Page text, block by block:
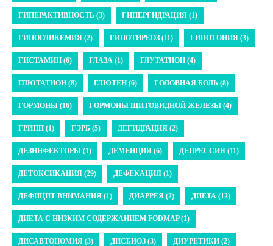
ГИПЕРАКТИВНОСТЬ (3) ГИПЕРГИДРАЦИЯ (1)
ГИПОГЛИКЕМИЯ (2) ГИПОТИРЕОЗ (11) ГИПОТОНИЯ (3)
ГИСТАМИН (6) ГЛАЗА (1) ГЛУТАТИОН (4)
ГЛЮТАТИОН (8) ГЛЮТЕН (6) ГОЛОВНАЯ БОЛЬ (8)
ГОРМОНЫ (16) ГОРМОНЫ ЩИТОВИДНОЙ ЖЕЛЕЗЫ (4)
ГРИПП (1) ГЭРБ (5) ДЕГИДРАЦИЯ (2)
ДЕЗИНФЕКТОРЫ (1) ДЕМЕНЦИЯ (6) ДЕПРЕССИЯ (11)
ДЕТОКСИКАЦИЯ (29) ДЕФЕКАЦИЯ (1)
ДЕФИЦИТ ВНИМАНИЯ (1) ДИАРРЕЯ (2) ДИЕТА (12)
ДИЕТА С НИЗКИМ СОДЕРЖАНИЕМ FODMAP (1)
ДИСАВТОНОМИЯ (3) ДИСБИОЗ (3) ДИУРЕТИКИ (2)